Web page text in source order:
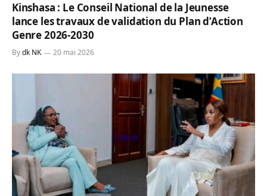
Kinshasa : Le Conseil National de la Jeunesse
lance les travaux de validation du Plan d’Action
Genre 2026-2030
Bydk NK 20 mai 2026